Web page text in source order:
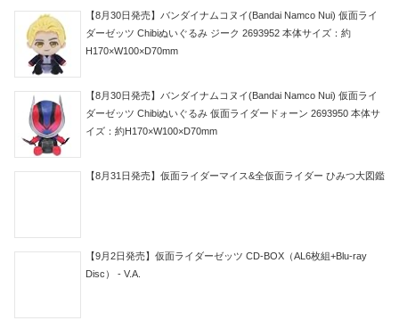
【8月30日発売】バンダイナムコヌイ(Bandai Namco Nui) 仮面ライ
ダーゼッツ Chibiぬいぐるみ ジーク 2693952 本体サイズ：約
H170×W100×D70mm
【8月30日発売】バンダイナムコヌイ(Bandai Namco Nui) 仮面ライ
ダーゼッツ Chibiぬいぐるみ 仮面ライダードォーン 2693950 本体サ
イズ：約H170×W100×D70mm
【8月31日発売】仮面ライダーマイス&全仮面ライダー ひみつ大図鑑
【9月2日発売】仮面ライダーゼッツ CD-BOX（AL6枚組+Blu-ray
Disc） - V.A.